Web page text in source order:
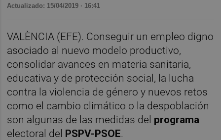
Actualizado: 15/04/2019 · 16:41
VALÈNCIA (EFE). Conseguir un empleo digno
asociado al nuevo modelo productivo,
consolidar avances en materia sanitaria,
educativa y de protección social, la lucha
contra la violencia de género y nuevos retos
como el cambio climático o la despoblación
son algunas de las medidas del programa
electoral del PSPV-PSOE.